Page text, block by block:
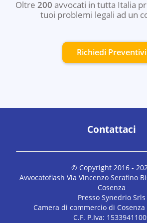
Oltre 200 avvocati in tutta Italia
tuoi problemi legali ad un
Richiedi Preventivi
Contattaci
© Copyright 2016 -
Avvocatoflash Via Vincenzo Serafino
Cosenza
Presso Synedrio Srls
Camera di commercio di Cosenza
C.F. P.Iva: